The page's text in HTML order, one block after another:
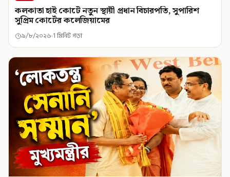
কলকাতা হাই কোর্টে নতুন স্থায়ী প্রধান বিচারপতি, সুপারিশ
সুপ্রিম কোর্টের কলেজিয়ামের
৯/৮/২০২৬ 1 মিনিট পড়া